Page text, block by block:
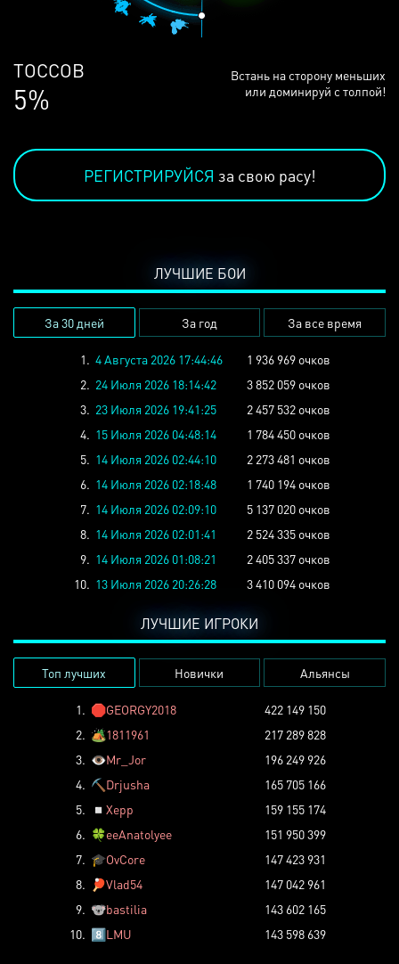
ЛЮДЕЙ
68%
Встань на сторону меньших
или доминируй с толпой!
РЕГИСТРИРУЙСЯ за свою расу!
ЛУЧШИЕ БОИ
За 30 дней За год За все время
1. 4 Августа 2026 17:44:46
1 936 969 очков
2. 24 Июля 2026 18:14:42
3 852 059 очков
3. 23 Июля 2026 19:41:25
2 457 532 очков
4. 15 Июля 2026 04:48:14
1 784 450 очков
5. 14 Июля 2026 02:44:10
2 273 481 очков
6. 14 Июля 2026 02:18:48
1 740 194 очков
7. 14 Июля 2026 02:09:10
5 137 020 очков
8. 14 Июля 2026 02:01:41
2 524 335 очков
9. 14 Июля 2026 01:08:21
2 405 337 очков
10. 13 Июля 2026 20:26:28 3 410 094 очков
ЛУЧШИЕ ИГРОКИ
Топ лучших Новички Альянсы
1. 🛑GEORGY2018
422 149 150
2. 🏕️1811961
217 289 828
3. 👁️Mr_Jor
196 249 926
4. ⛏️ Drjusha
165 705 166
5.
◽ Xepp
159 155 174
6. 🍀eeAnatolyee
151 950 399
7. 🎓OvCore
147 423 931
8.
🏓Vlad54
147 042 961
9. 🐨bastilia
143 602 165
10. 8️⃣LMU 143 598 639